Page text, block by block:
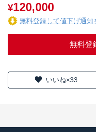
¥120,000
無料登録して値下げ通知
無料登
いいね×33